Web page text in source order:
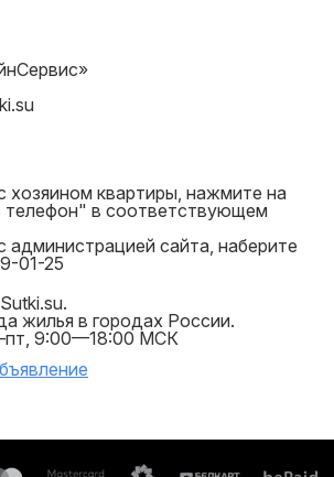
хозяином квартиры, нажмите на
телефон" в соответствующем
администрацией сайта, наберите
01-25
жилья в городах России.
9:00—18:00 МСК